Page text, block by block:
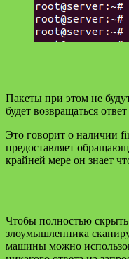
Пакеты при этом не
будет возвращаться ответ
Это говорит о наличии
предоставляет
крайней мере он знает
Чтобы полностью
злоумышленника
машины можно